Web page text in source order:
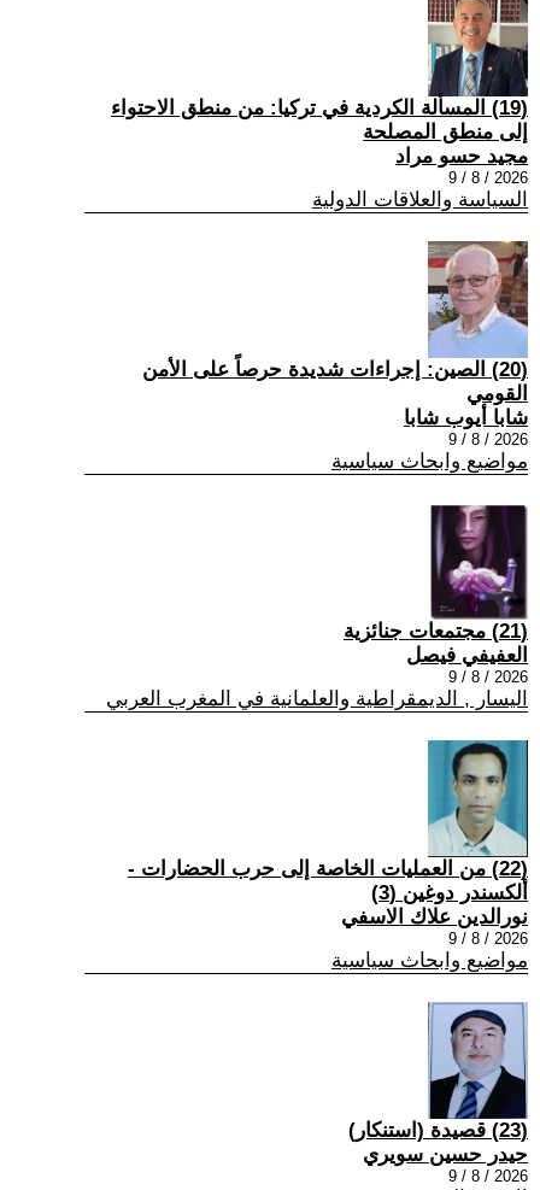
(19) المسألة الكردية في تركيا: من منطق الاحتواء
إلى منطق المصلحة
مجيد حسو مراد
2026 / 8 / 9
السياسة والعلاقات الدولية
(20) الصين: إجراءات شديدة حرصاً على الأمن
القومي
شابا أيوب شابا
2026 / 8 / 9
مواضيع وابحاث سياسية
(21) مجتمعات جنائزية
العفيفي فيصل
2026 / 8 / 9
اليسار , الديمقراطية والعلمانية في المغرب العربي
(22) من العمليات الخاصة إلى حرب الحضارات -
ألكسندر دوغين (3)
نورالدين علاك الاسفي
2026 / 8 / 9
مواضيع وابحاث سياسية
(23) قصيدة (استنكار)
حيدر حسين سويري
2026 / 8 / 9